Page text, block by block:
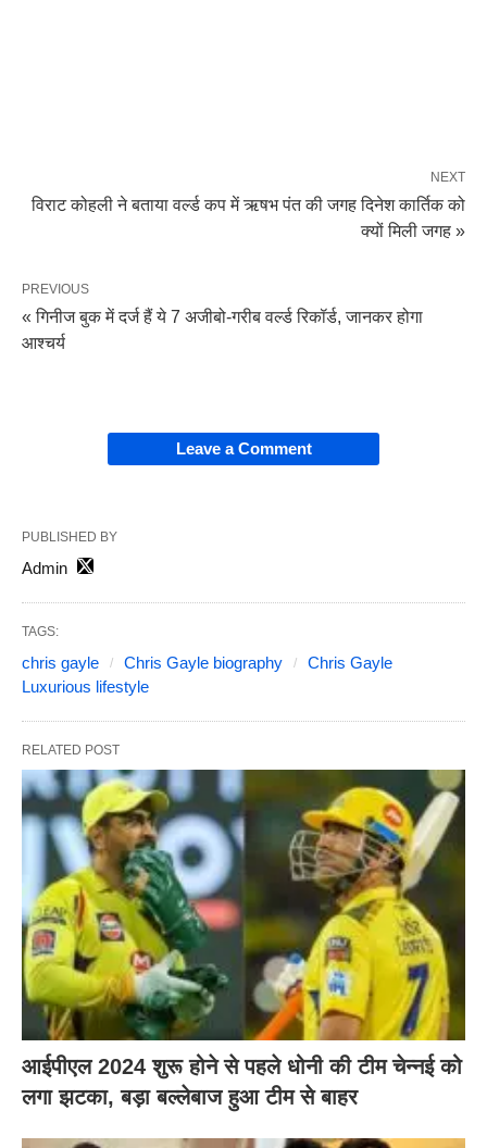
NEXT
विराट कोहली ने बताया वर्ल्ड कप में ऋषभ पंत की जगह दिनेश कार्तिक को
क्यों मिली जगह »
PREVIOUS
« गिनीज बुक में दर्ज हैं ये 7 अजीबो-गरीब वर्ल्ड रिकॉर्ड, जानकर होगा
आश्चर्य
Leave a Comment
PUBLISHED BY
Admin
TAGS:
chris gayle Chris Gayle biography
Chris Gayle
Luxurious lifestyle
RELATED POST
आईपीएल 2024 शुरू होने से पहले धोनी की टीम चेन्नई को
लगा झटका, बड़ा बल्लेबाज हुआ टीम से बाहर